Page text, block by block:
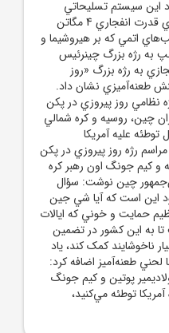
اين سيستم تسليحاتي
وجود دارد.کلاهک اين موشک داراي قدرت انفجاري 4 مگاتن
از بمب‌هاي اتمي که بر هيروشيما و
به رژه بزرگ چينرئيس
به رژه بزرگ «روز
طعنه‌آميزي نشان داد.
نظامي روز پيروزي در پکن
چين، روسيه و کره شمالي
توطئه عليه آمريکا
رژه روز پيروزي در پکن
و کيم جونگ اون رهبر کره
چين نوشت: سؤال
اين است که آيا شي جين
حمايت و خوني که ايالات
به اين کشور در تضمين
ناخوشايند کمک کند، ياد
لحني طعنه‌آميز اضافه کرد:
پوتين و کيم جونگ
توطئه مي‌کنيد،